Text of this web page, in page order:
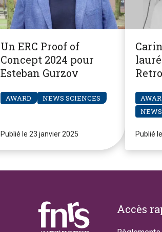
Un ERC Proof of
Concept 2024 pour
Esteban Gurzov
AWARD NEWS SCIENCES
Publié le 23 janvier 2025 Publié
Footer
Accès